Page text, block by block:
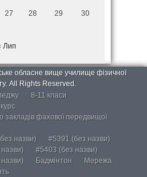
27 28 29 30
Лип
обласне вище училище фізичної
All Rights Reserved.
8-11 класи
фахової передвищої
назви)
#5391 (без назви)
#5403 (без назви)
Бадмінтон
Мережа